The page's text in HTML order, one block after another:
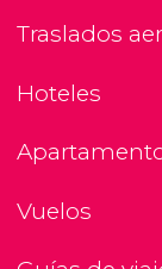
Traslados
Hoteles
Vuelos